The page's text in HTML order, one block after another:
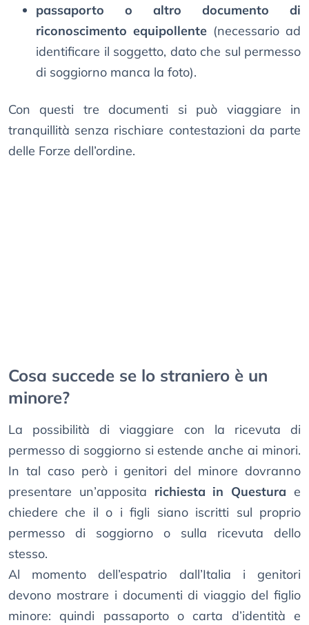
passaporto o altro documento di
riconoscimento equipollente (necessario ad
identificare il soggetto, dato che sul permesso
di soggiorno manca la foto).
Con questi tre documenti si può viaggiare in
tranquillità senza rischiare contestazioni da parte
delle Forze dell’ordine.
Cosa succede se lo straniero è un
minore?
La possibilità di viaggiare con la ricevuta di
permesso di soggiorno si estende anche ai minori.
In tal caso però i genitori del minore dovranno
presentare un’apposita richiesta in Questura e
chiedere che il o i figli siano iscritti sul proprio
permesso di soggiorno o sulla ricevuta dello
stesso.
Al momento dell’espatrio dall’Italia i genitori
devono mostrare i documenti di viaggio del figlio
minore: quindi passaporto o carta d’identità e